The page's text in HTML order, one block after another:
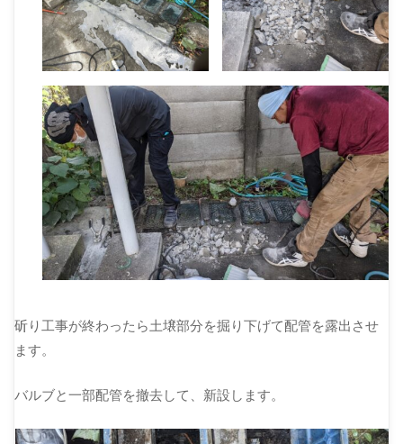
斫り工事が終わったら土壌部分を掘り下げて配管を露出させ
ます。
バルブと一部配管を撤去して、新設します。